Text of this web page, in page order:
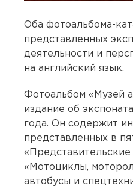
Оба фотоальбома-
представленных
деятельности и
на английский язык.
Фотоальбом «Музей
издание об
года. Он содержит
представленных в
«Мотоциклы,
автобусы и